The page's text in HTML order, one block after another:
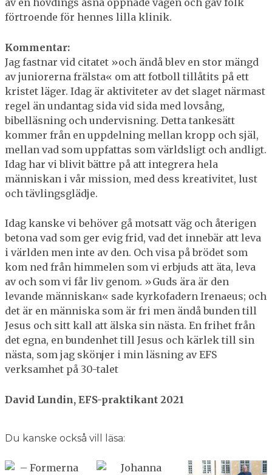
förtroende för hennes lilla klinik.
Kommentar:
Jag fastnar vid citatet »och ändå blev en stor mängd
av juniorerna frälsta« om att fotboll tillåtits på ett
kristet läger. Idag är aktiviteter av det slaget närmast
regel än undantag sida vid sida med lovsång,
bibelläsning och undervisning. Detta tankesätt
kommer från en uppdelning mellan kropp och själ,
mellan vad som uppfattas som världsligt och andligt.
Idag har vi blivit bättre på att integrera hela
människan i vår mission, med dess kreativitet, lust
och tävlingsglädje.
Idag kanske vi behöver gå motsatt väg och återigen
betona vad som ger evig frid, vad det innebär att leva
i världen men inte av den. Och visa på brödet som
kom ned från himmelen som vi erbjuds att äta, leva
av och som vi får liv genom. »Guds ära är den
levande människan« sade kyrkofadern Irenaeus; och
det är en människa som är fri men ändå bunden till
Jesus och sitt kall att älska sin nästa. En frihet från
det egna, en bundenhet till Jesus och kärlek till sin
nästa, som jag skönjer i min läsning av EFS
verksamhet på 30-talet
David Lundin, EFS-praktikant 2021
Du kanske också vill läsa: